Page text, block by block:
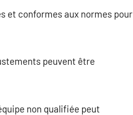
et conformes aux normes pour
peuvent être
non qualifiée peut